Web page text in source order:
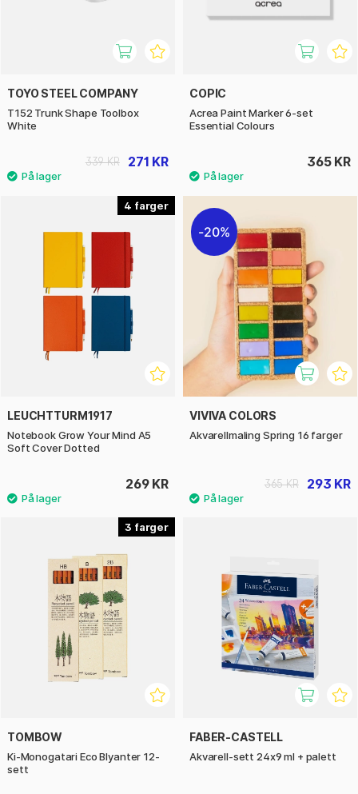
TOYO STEEL COMPANY
T152 Trunk Shape Toolbox
White
271 KR
339 KR
COPIC
Acrea Paint Marker 6-set
Essential Colours
365 KR
4
LEUCHTTURM1917
Notebook Grow Your Mind A5
Soft Cover Dotted
269 KR
20%
VIVIVA COLORS
Akvarellmaling Spring 16 farger
293 KR
365 KR
3
TOMBOW
Ki-Monogatari Eco Blyanter 12-
sett
FABER-CASTELL
Akvarell-sett 24x9 ml + palett